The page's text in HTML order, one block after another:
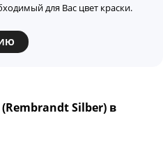
для Вас цвет краски.
(Rembrandt Silber) в